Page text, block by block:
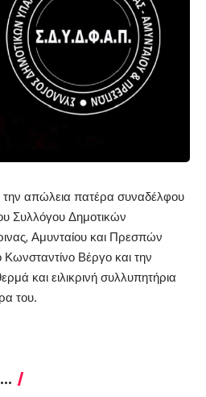
την απώλεια πατέρα συναδέλφου
Συλλόγου Δημοτικών
Αμυνταίου και Πρεσπών
Βέργο και την
και ειλικρινή συλλυπητήρια
του.